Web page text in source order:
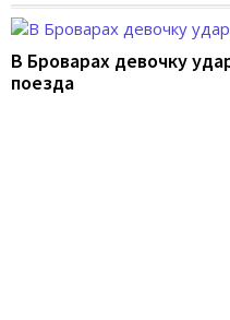
В Броварах девочку
поезда